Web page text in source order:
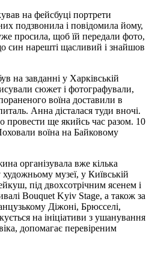
на фейсбуці портрети
подзвонила і повідомила йому,
просила, щоб їй передали фото,
син нарешті щасливий і знайшов
на завданні у Харківській
сюжет і фотографували,
воїна доставили в
Анна дісталася туди вночі.
провести ще якийсь час разом. 10
воїна на Байковому
організувала вже кілька
музеї, у Київській
під двохсотрічним ясенем і
Bouquet Kyiv Stage, а також за
Діжоні, Брюсселі,
на ініціативи з ушанування
допомагає перевіреним